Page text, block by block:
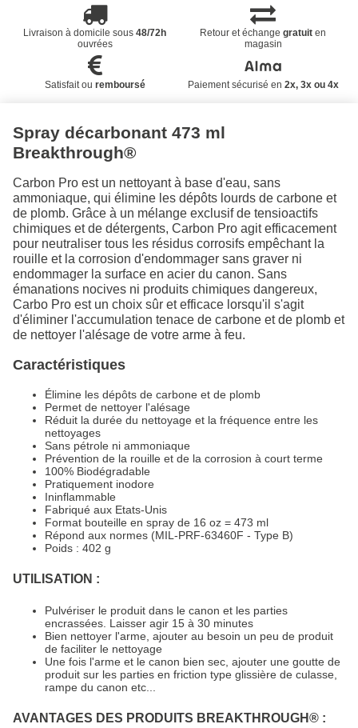
Livraison à domicile sous48/72h
ouvrées
Retour et échangegratuit en
magasin
Satisfait ou remboursé Paiement sécurisé en 2x, 3x ou 4x
Spray décarbonant 473 ml
Breakthrough®
Carbon Pro est un nettoyant à base d'eau, sans
ammoniaque, qui élimine les dépôts lourds de carbone et
de plomb. Grâce à un mélange exclusif de tensioactifs
chimiques et de détergents, Carbon Pro agit efficacement
pour neutraliser tous les résidus corrosifs empêchant la
rouille et la corrosion d'endommager sans graver ni
endommager la surface en acier du canon. Sans
émanations nocives ni produits chimiques dangereux,
Carbo Pro est un choix sûr et efficace lorsqu'il s'agit
d'éliminer l'accumulation tenace de carbone et de plomb et
de nettoyer l'alésage de votre arme à feu.
Caractéristiques
Élimine les dépôts de carbone et de plomb
Permet de nettoyer l'alésage
Réduit la durée du nettoyage et la fréquence entre les
nettoyages
Sans pétrole ni ammoniaque
Prévention de la rouille et de la corrosion à court terme
100% Biodégradable
Pratiquement inodore
Ininflammable
Fabriqué aux Etats-Unis
Format bouteille en spray de 16 oz = 473 ml
Répond aux normes (MIL-PRF-63460F - Type B)
Poids : 402 g
UTILISATION :
Pulvériser le produit dans le canon et les parties
encrassées. Laisser agir 15 à 30 minutes
Bien nettoyer l'arme, ajouter au besoin un peu de produit
de faciliter le nettoyage
Une fois l'arme et le canon bien sec, ajouter une goutte de
produit sur les parties en friction type glissière de culasse,
rampe du canon etc...
AVANTAGES DES PRODUITS BREAKTHROUGH® :